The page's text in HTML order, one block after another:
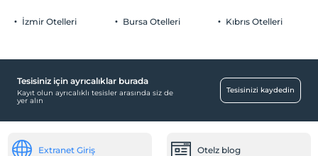
İzmir Otelleri Bursa Otelleri Kıbrıs Otelleri
Tesisiniz için ayrıcalıklar burada
Kayıt olun ayrıcalıklı tesisler arasında siz de
yer alın
Tesisinizi kaydedin
Extranet Giriş Otelz blog